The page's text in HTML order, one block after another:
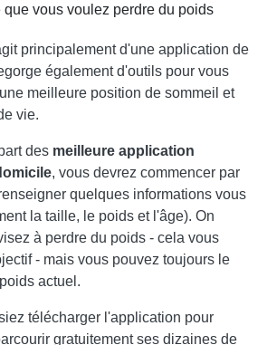
vous voulez perdre du poids
principalement d'une application de
également d'outils pour vous
meilleure position de sommeil et
vie.
des meilleure application
, vous devrez commencer par
quelques informations vous
la taille, le poids et l'âge). On
à perdre du poids - cela vous
- mais vous pouvez toujours le
actuel.
télécharger l'application pour
gratuitement ses dizaines de